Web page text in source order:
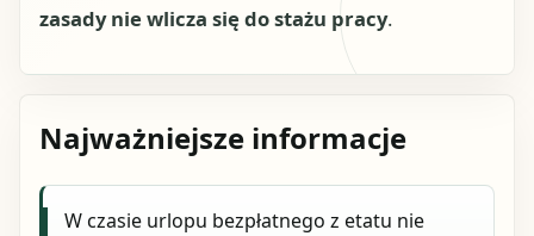
zasady nie wlicza się do stażu pracy.
Najważniejsze informacje
W czasie urlopu bezpłatnego z etatu nie